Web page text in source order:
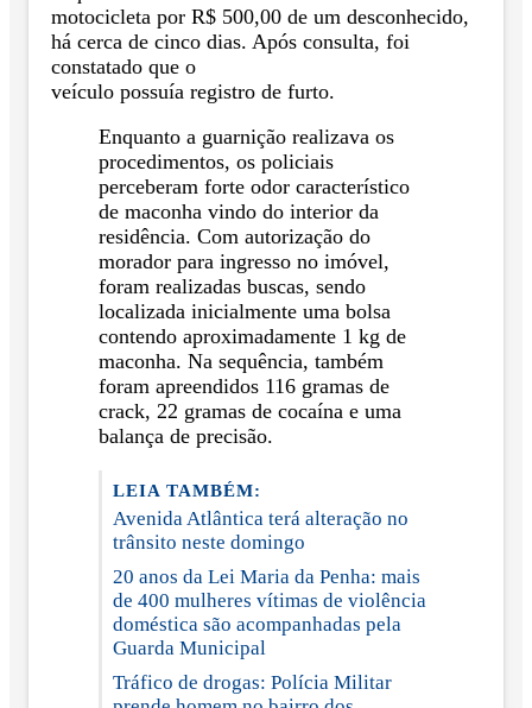
motocicleta por R$ 500,00 de um desconhecido,
há cerca de cinco dias. Após consulta, foi
constatado que o
veículo possuía registro de furto.
Enquanto a guarnição realizava os
procedimentos, os policiais
perceberam forte odor característico
de maconha vindo do interior da
residência. Com autorização do
morador para ingresso no imóvel,
foram realizadas buscas, sendo
localizada inicialmente uma bolsa
contendo aproximadamente 1 kg de
maconha. Na sequência, também
foram apreendidos 116 gramas de
crack, 22 gramas de cocaína e uma
balança de precisão.
LEIA TAMBÉM:
Avenida Atlântica terá alteração no
trânsito neste domingo
20 anos da Lei Maria da Penha: mais
de 400 mulheres vítimas de violência
doméstica são acompanhadas pela
Guarda Municipal
Tráfico de drogas: Polícia Militar